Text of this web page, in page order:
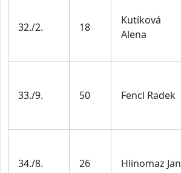
32./2. 18
Kutíková
Alena
33./9. 50 Fencl Radek
34./8. 26 Hlinomaz Jan